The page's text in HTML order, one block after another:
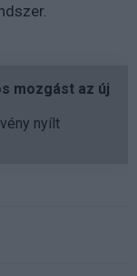
mozgást az új
nyílt